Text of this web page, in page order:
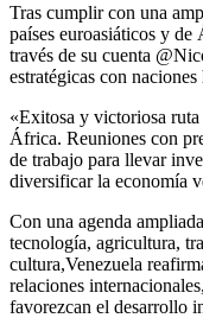
Tras cumplir con una
países euroasiáticos y de
través de su cuenta
estratégicas con naciones
«Exitosa y victoriosa
África. Reuniones con
de trabajo para llevar
diversificar la economía
Con una agenda
tecnología, agricultura,
cultura,Venezuela
relaciones
favorezcan el desarrollo